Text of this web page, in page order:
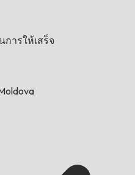
การให้เสร็จ